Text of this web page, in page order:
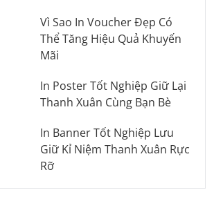
Vì Sao In Voucher Đẹp Có
Thể Tăng Hiệu Quả Khuyến
Mãi
In Poster Tốt Nghiệp Giữ Lại
Thanh Xuân Cùng Bạn Bè
In Banner Tốt Nghiệp Lưu
Giữ Kỉ Niệm Thanh Xuân Rực
Rỡ